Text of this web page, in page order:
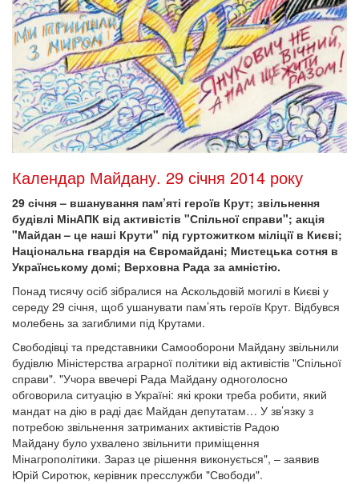
Календар Майдану. 29 січня 2014 року
29 січня – вшанування пам’яті героїв Крут; звільнення
будівлі МінАПК від активістів "Спільної справи"; акція
"Майдан – це наші Крути" під гуртожитком міліції в Києві;
Національна гвардія на Євромайдані; Мистецька сотня в
Українському домі; Верховна Рада за амністію.
Понад тисячу осіб зібралися на Аскольдовій могилі в Києві у
середу 29 січня, щоб ушанувати пам’ять героїв Крут. Відбувся
молебень за загиблими під Крутами.
Свободівці та представники Самооборони Майдану звільнили
будівлю Міністерства аграрної політики від активістів "Спільної
справи". "Учора ввечері Рада Майдану одноголосно
обговорила ситуацію в Україні: які кроки треба робити, який
мандат на дію в раді дає Майдан депутатам… У зв’язку з
потребою звільнення затриманих активістів Радою
Майдану було ухвалено звільнити приміщення
Мінагрополітики. Зараз це рішення виконується", – заявив
Юрій Сиротюк, керівник пресслужби "Свободи".